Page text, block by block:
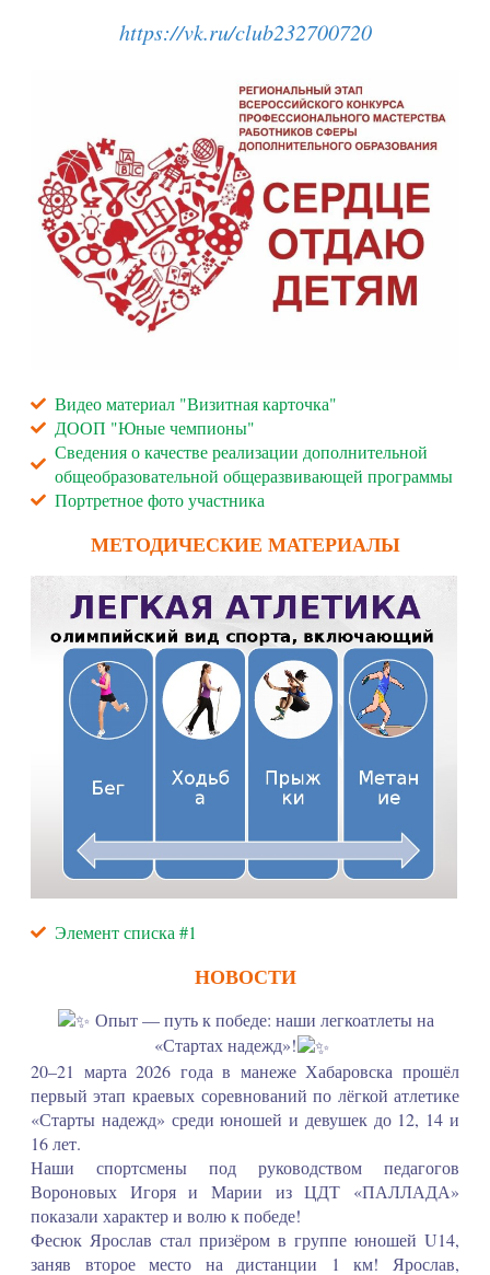
https://vk.ru/club232700720
Видео материал "Визитная карточка"
ДООП "Юные чемпионы"
Сведения о качестве реализации дополнительной
общеобразовательной общеразвивающей программы
Портретное фото участника
МЕТОДИЧЕСКИЕ МАТЕРИАЛЫ
Элемент списка #1
НОВОСТИ
Опыт — путь к победе: наши легкоатлеты на
«Стартах надежд»!
20–21 марта 2026 года в манеже Хабаровска прошёл
первый этап краевых соревнований по лёгкой атлетике
«Старты надежд» среди юношей и девушек до 12, 14 и
16 лет.
Наши спортсмены под руководством педагогов
Вороновых Игоря и Марии из ЦДТ «ПАЛЛАДА»
показали характер и волю к победе!
Фесюк Ярослав стал призёром в группе юношей U14,
заняв второе место на дистанции 1 км! Ярослав,